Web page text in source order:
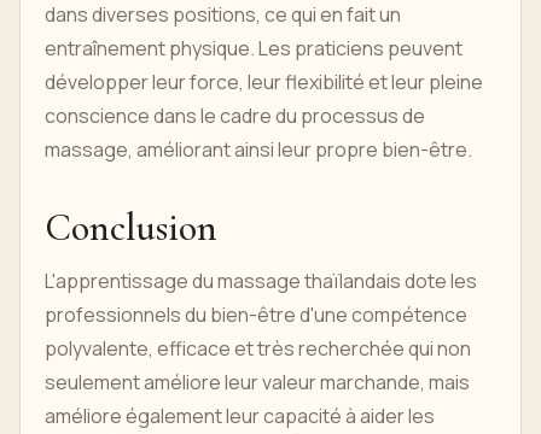
dans diverses positions, ce qui en fait un
entraînement physique. Les praticiens peuvent
développer leur force, leur flexibilité et leur pleine
conscience dans le cadre du processus de
massage, améliorant ainsi leur propre bien-être.
Conclusion
L'apprentissage du massage thaïlandais dote les
professionnels du bien-être d'une compétence
polyvalente, efficace et très recherchée qui non
seulement améliore leur valeur marchande, mais
améliore également leur capacité à aider les